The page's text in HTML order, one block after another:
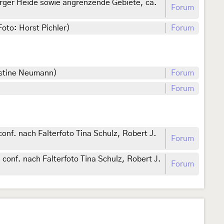
Heide sowie angrenzende Gebiete, ca.
Forum
Horst Pichler) Forum
Neumann)
Forum
Forum
nach Falterfoto Tina Schulz, Robert J.
Forum
nach Falterfoto Tina Schulz, Robert J.
Forum